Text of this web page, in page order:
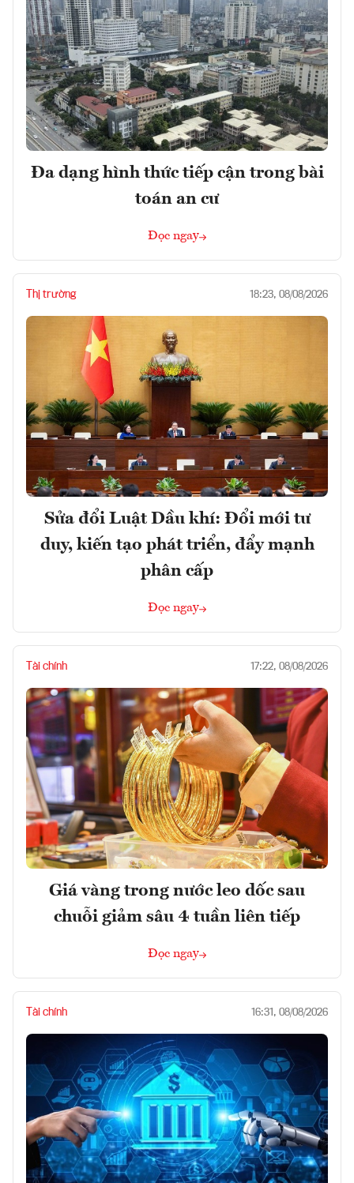
Đa dạng hình thức tiếp cận trong bài
toán an cư
Đọc ngay
Thị trường 18:23, 08/08/2026
Sửa đổi Luật Dầu khí: Đổi mới tư
duy, kiến tạo phát triển, đẩy mạnh
phân cấp
Đọc ngay
Tài chính 17:22, 08/08/2026
Giá vàng trong nước leo dốc sau
chuỗi giảm sâu 4 tuần liên tiếp
Đọc ngay
Tài chính 16:31, 08/08/2026